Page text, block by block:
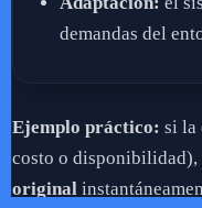
demandas del
Ejemplo práctico: si la
costo o disponibilidad),
original